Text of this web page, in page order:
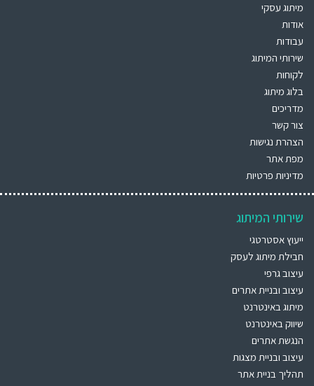
מיתוג עסקי
אודות
עבודות
שירותי המיתוג
לקוחות
בלוג מיתוג
מדריכים
צור קשר
הצהרת נגישות
מפת אתר
מדיניות פרטיות
שירותי המיתוג
ייעוץ אסטרטגי
חבילת מיתוג לעסק
עיצוב גרפי
עיצוב ובניית אתרים
מיתוג באינטרנט
שיווק באינטרנט
הנגשת אתרים
עיצוב ובניית מצגות
תהליך בניית אתר